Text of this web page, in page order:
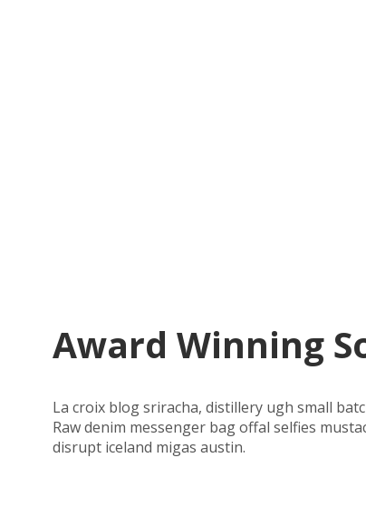
Award Winning
La croix blog sriracha, distillery ugh small
Raw denim messenger bag offal selfies
disrupt iceland migas austin.